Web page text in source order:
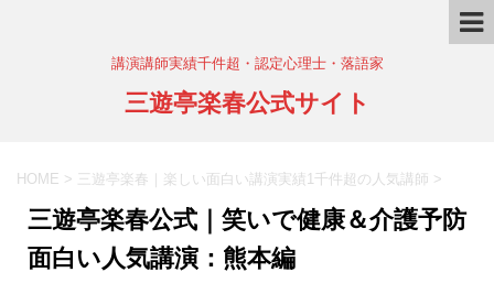
講演講師実績千件超・認定心理士・落語家
三遊亭楽春公式サイト
HOME > 三遊亭楽春｜楽しい面白い講演実績1千件超の人気講師 >
三遊亭楽春公式｜笑いで健康＆介護予防
面白い人気講演：熊本編